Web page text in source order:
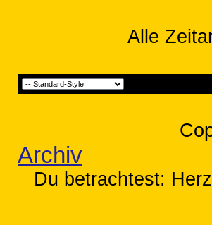
Alle
Archiv
Du betrachtest: